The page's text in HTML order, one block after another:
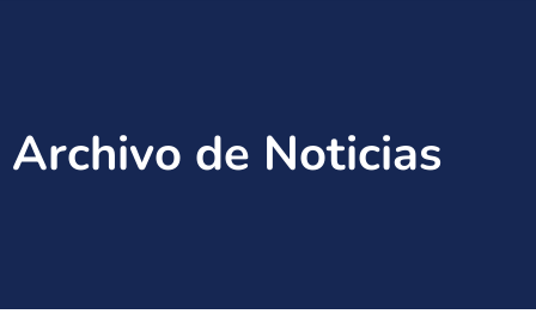
Archivo de Noticias